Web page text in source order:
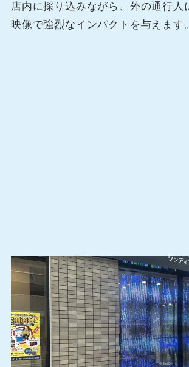
店内に採り込みながら、外の通行人
映像で強烈なインパクトを与えます。